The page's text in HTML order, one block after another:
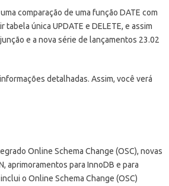
comparação de uma função DATE com
única UPDATE e DELETE, e assim
e a nova série de lançamentos 23.02
detalhadas. Assim, você verá
Online Schema Change (OSC), novas
aprimoramentos para InnoDB e para
o Online Schema Change (OSC)